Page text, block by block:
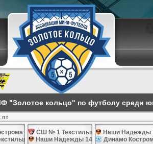
"Золотое кольцо" по футболу среди
пт
14
14
СШ № 1 Текстильщик 14
Наши Надежды 14
Наши Надежды
Динамо